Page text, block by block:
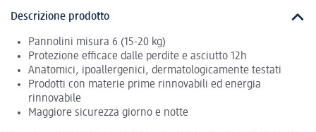
Descrizione prodotto
Pannolini misura 6 (15-20 kg)
Protezione efficace dalle perdite e asciutto 12h
Anatomici, ipoallergenici, dermatologicamente testati
Prodotti con materie prime rinnovabili ed energia
rinnovabile
Maggiore sicurezza giorno e notte